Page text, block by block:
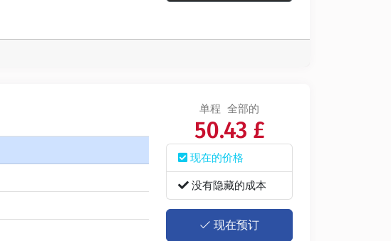
单程 全部的
50.43 £
现在的价格
没有隐藏的成本
现在预订